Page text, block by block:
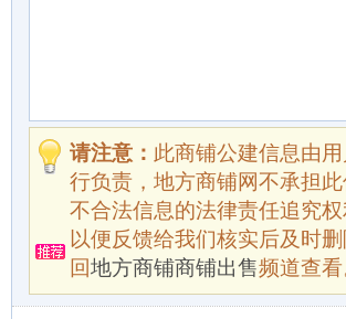
请注意： 此商铺公建信息由
行负责，地方商铺网不承担
不合法信息的法律责任追究
以便反馈给我们核实后及时
回地方商铺商铺出售频道查看